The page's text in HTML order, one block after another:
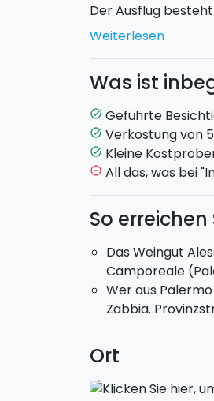
Der Ausflug
Während des
zusammen mit Brot
Sie eine
Kostproben lokaler
Von Montag bis
Weiterlesen
Was ist
task_alt Geführte
task_alt Verkostung von
task_alt Kleine
remove_circle_outline All das, was bei
So erreichen
Das Weingut
Camporeale
Wer aus
Zabbia.
Ort